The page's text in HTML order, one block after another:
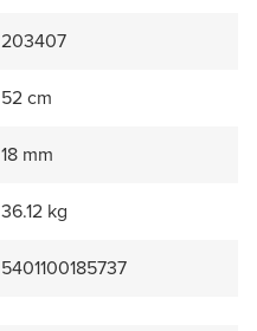
203407
52 cm
18 mm
36.12 kg
5401100185737